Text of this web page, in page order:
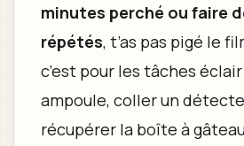
minutes perché ou faire
répétés, t’as pas pigé le
c’est pour les tâches
ampoule, coller un
récupérer la boîte à